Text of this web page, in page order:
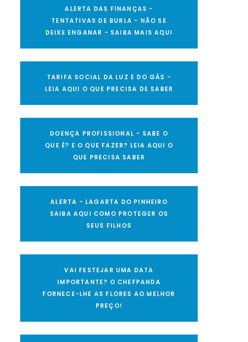
ALERTA DAS FINANÇAS -
TENTATIVAS DE BURLA - NÃO SE
DEIXE ENGANAR - SAIBA MAIS AQUI
TARIFA SOCIAL DA LUZ E DO GÁS -
LEIA AQUI O QUE PRECISA DE SABER
DOENÇA PROFISSIONAL - SABE O
QUE É? E O QUE FAZER? LEIA AQUI O
QUE PRECISA SABER
ALERTA - LAGARTA DO PINHEIRO
SAIBA AQUI COMO PROTEGER OS
SEUS FILHOS
VAI FESTEJAR UMA DATA
IMPORTANTE? O CHEFPANDA
FORNECE-LHE AS FLORES AO MELHOR
PREÇO!